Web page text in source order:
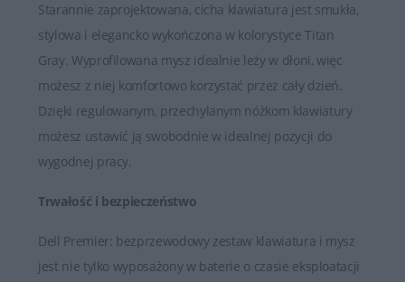
Starannie zaprojektowana, cicha klawiatura jest smukła,
stylowa i elegancko wykończona w kolorystyce Titan
Gray. Wyprofilowana mysz idealnie leży w dłoni, więc
możesz z niej komfortowo korzystać przez cały dzień.
Dzięki regulowanym, przechylanym nóżkom klawiatury
możesz ustawić ją swobodnie w idealnej pozycji do
wygodnej pracy.
Trwałość i bezpieczeństwo
Dell Premier: bezprzewodowy zestaw klawiatura i mysz
jest nie tylko wyposażony w baterie o czasie eksploatacji